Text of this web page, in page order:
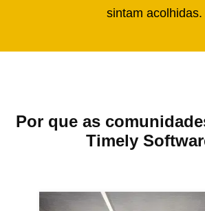
sintam acolhidas.
Por que as
Timely